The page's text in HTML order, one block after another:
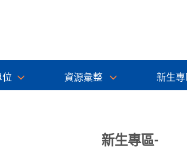
資源彙整 新生專
新生專區-